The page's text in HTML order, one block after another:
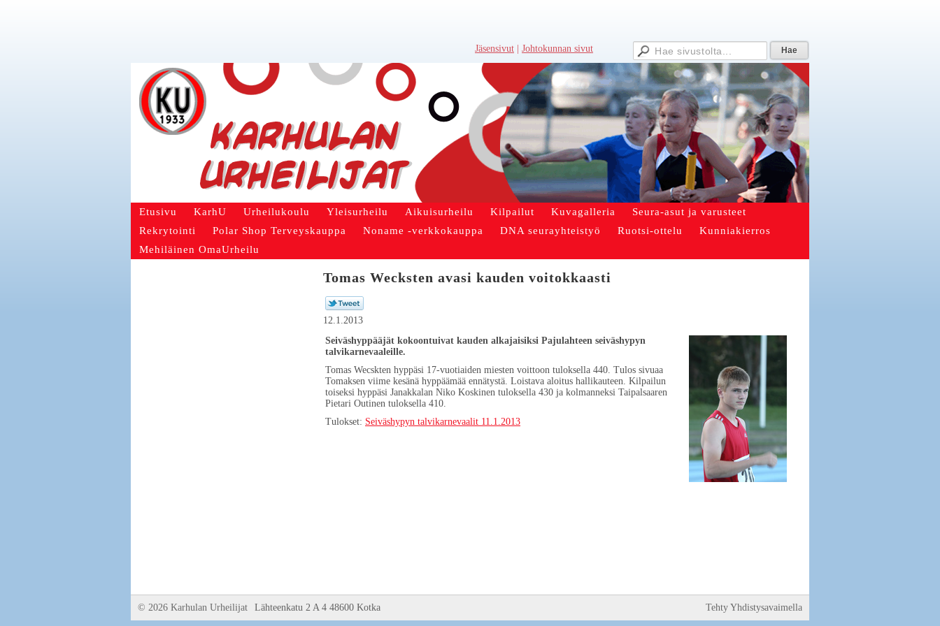
Jäsensivut Johtokunnan sivut
Etusivu KarhU Urheilukoulu Yleisurheilu Aikuisurheilu Kilpailut Kuvagalleria
Seura-asut ja varusteet
Rekrytointi
Polar Shop Terveyskauppa Noname -verkkokauppa DNA seurayhteistyö Ruotsi-ottelu
Kunniakierros
Mehiläinen OmaUrheilu
Tomas Wecksten avasi kauden voitokkaasti
12.1.2013
Seiväshyppääjät kokoontuivat kauden alkajaisiksi Pajulahteen seiväshypyn
talvikarnevaaleille.
Tomas Wecskten hyppäsi 17-vuotiaiden miesten voittoon tuloksella 440. Tulos sivuaa
Tomaksen viime kesänä hyppäämää ennätystä. Loistava aloitus hallikauteen. Kilpailun
toiseksi hyppäsi Janakkalan Niko Koskinen tuloksella 430 ja kolmanneksi Taipalsaaren
Pietari Outinen tuloksella 410.
Tulokset: Seiväshypyn talvikarnevaalit 11.1.2013
Tehty Yhdistysavaimella
© 2026 Karhulan Urheilijat Lähteenkatu 2 A 4 48600 Kotka